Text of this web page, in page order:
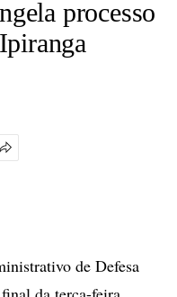
processo
de Defesa